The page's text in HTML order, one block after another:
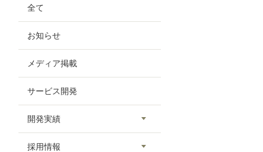
全て
お知らせ
メディア掲載
サービス開発
開発実績
採用情報